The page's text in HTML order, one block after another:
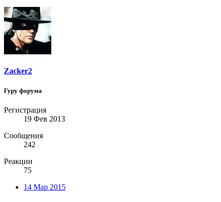
Zacker2
Гуру форума
Регистрация
19 Фев 2013
Сообщения
242
Реакции
75
14 Мар 2015